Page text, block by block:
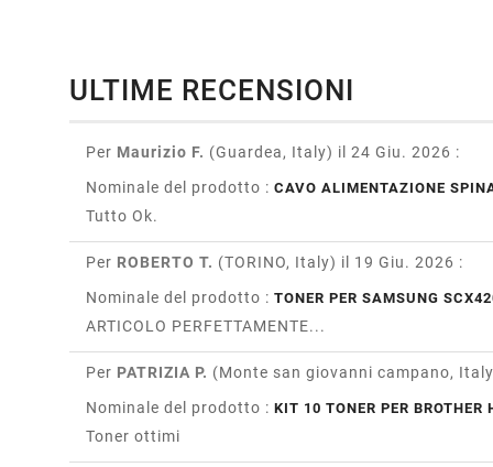
ULTIME RECENSIONI
Per Maurizio F. (Guardea, Italy) il 24 Giu. 2026 :
Nominale del prodotto : CAVO ALIMENTAZIONE
Tutto Ok.
Per ROBERTO T. (TORINO, Italy) il 19 Giu. 2026 :
Nominale del prodotto : TONER PER SAMSUNG
ARTICOLO PERFETTAMENTE...
Per PATRIZIA P. (Monte san giovanni campano,
Nominale del prodotto : KIT 10 TONER PER
Toner ottimi